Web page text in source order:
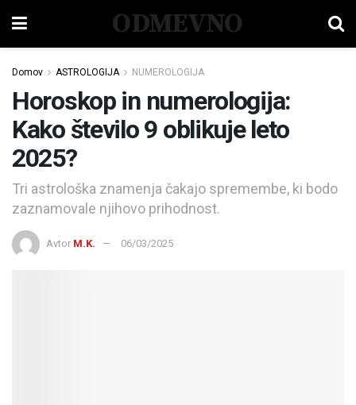
ODMEVNO
Domov ASTROLOGIJA NUMEROLOGIJA
Horoskop in numerologija:
Kako število 9 oblikuje leto
2025?
Tri astrološka znamenja čakajo spremembe, ki bodo
zaznamovale njihovo prihodnost.
Avtor M.K. 06/03/2025